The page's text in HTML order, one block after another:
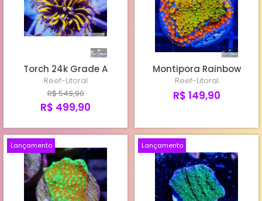
TORCHS CULTIVO REEF-LITORAL
HAMMERS
Torch 24k Grade A
Reef-Litoral
R$ 549,90
R$ 499,90
Montipora Rainbow
Reef-Litoral
R$ 149,90
Lançamento Lançamento